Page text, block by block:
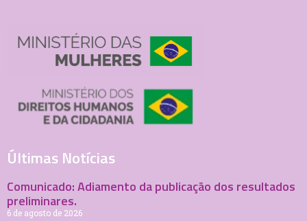
Últimas Notícias
Comunicado: Adiamento da publicação dos resultados
preliminares.
6 de agosto de 2026